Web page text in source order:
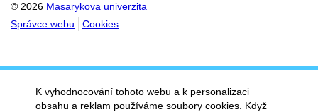
© 2026 Masarykova univerzita
Správce webu
Cookies
K vyhodnocování tohoto webu a k personalizaci
obsahu a reklam používáme soubory cookies. Když